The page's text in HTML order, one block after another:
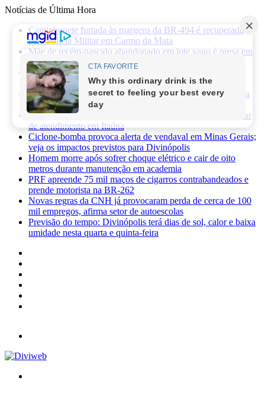
Notícias de Última Hora
Caminhonete furtada às margens da BR-494 é recuperada
pela Polícia Militar em Carmo da Mata
Mãe de recém-nascido abandonado em lote vago é presa em
Sabará
Três pessoas ficam feridas após ataque a facadas no bairro
Planalto, em Divinópolis
Previsão do tempo: fim de semana será de sol, calor e baixa
umidade em Divinópolis
Homem quebra vidro da recepção de hospital após reclamar
de atendimento em Itaúna
Ciclone-bomba provoca alerta de vendaval em Minas Gerais;
veja os impactos previstos para Divinópolis
Homem morre após sofrer choque elétrico e cair de oito
metros durante manutenção em academia
PRF apreende 75 mil maços de cigarros contrabandeados e
prende motorista na BR-262
Novas regras da CNH já provocaram perda de cerca de 100
mil empregos, afirma setor de autoescolas
Previsão do tempo: Divinópolis terá dias de sol, calor e baixa
umidade nesta quarta e quinta-feira